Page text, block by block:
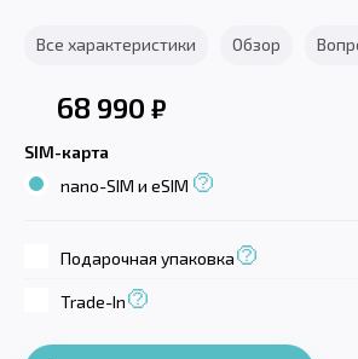
Все характеристики Обзор
68 990 ₽
SIM-карта
nano-SIM и eSIM
Подарочная упаковка
Trade-In